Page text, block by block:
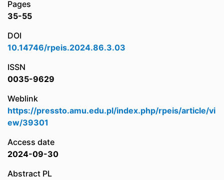
Pages
35-55
DOI
10.14746/rpeis.2024.86.3.03
ISSN
0035-9629
Weblink
https://pressto.amu.edu.pl/index.php/rpeis/article/vi
ew/39301
Access date
2024-09-30
Abstract PL